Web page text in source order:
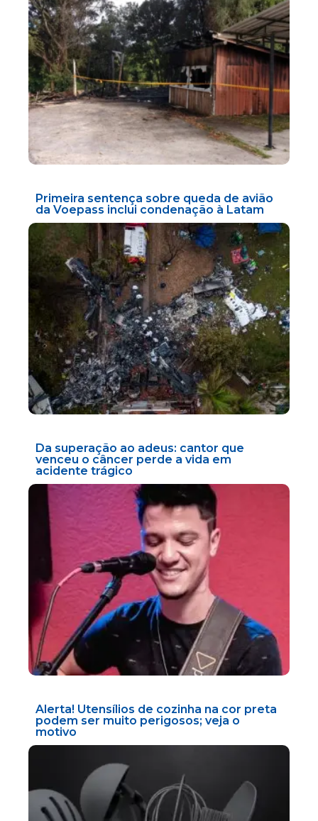
Primeira sentença sobre queda de avião
da Voepass inclui condenação à Latam
Da superação ao adeus: cantor que
venceu o câncer perde a vida em
acidente trágico
Alerta! Utensílios de cozinha na cor preta
podem ser muito perigosos; veja o
motivo